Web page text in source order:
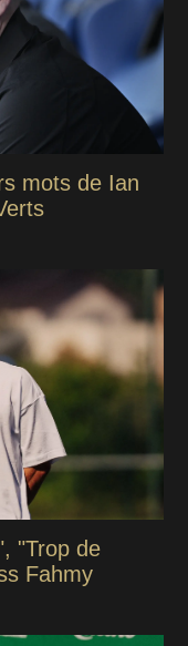
mots de Ian
"Trop de
Fahmy